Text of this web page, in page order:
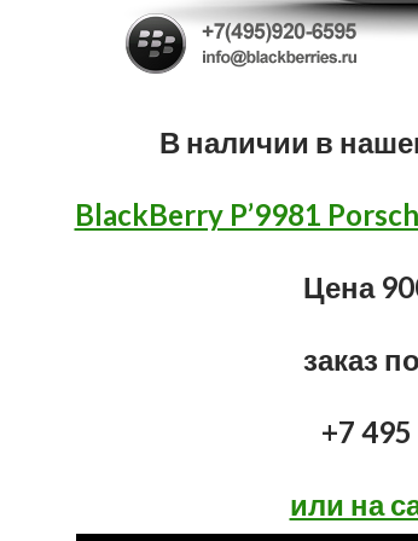
В наличии в
BlackBerry P’9981
Цена
заказ
+7
или на